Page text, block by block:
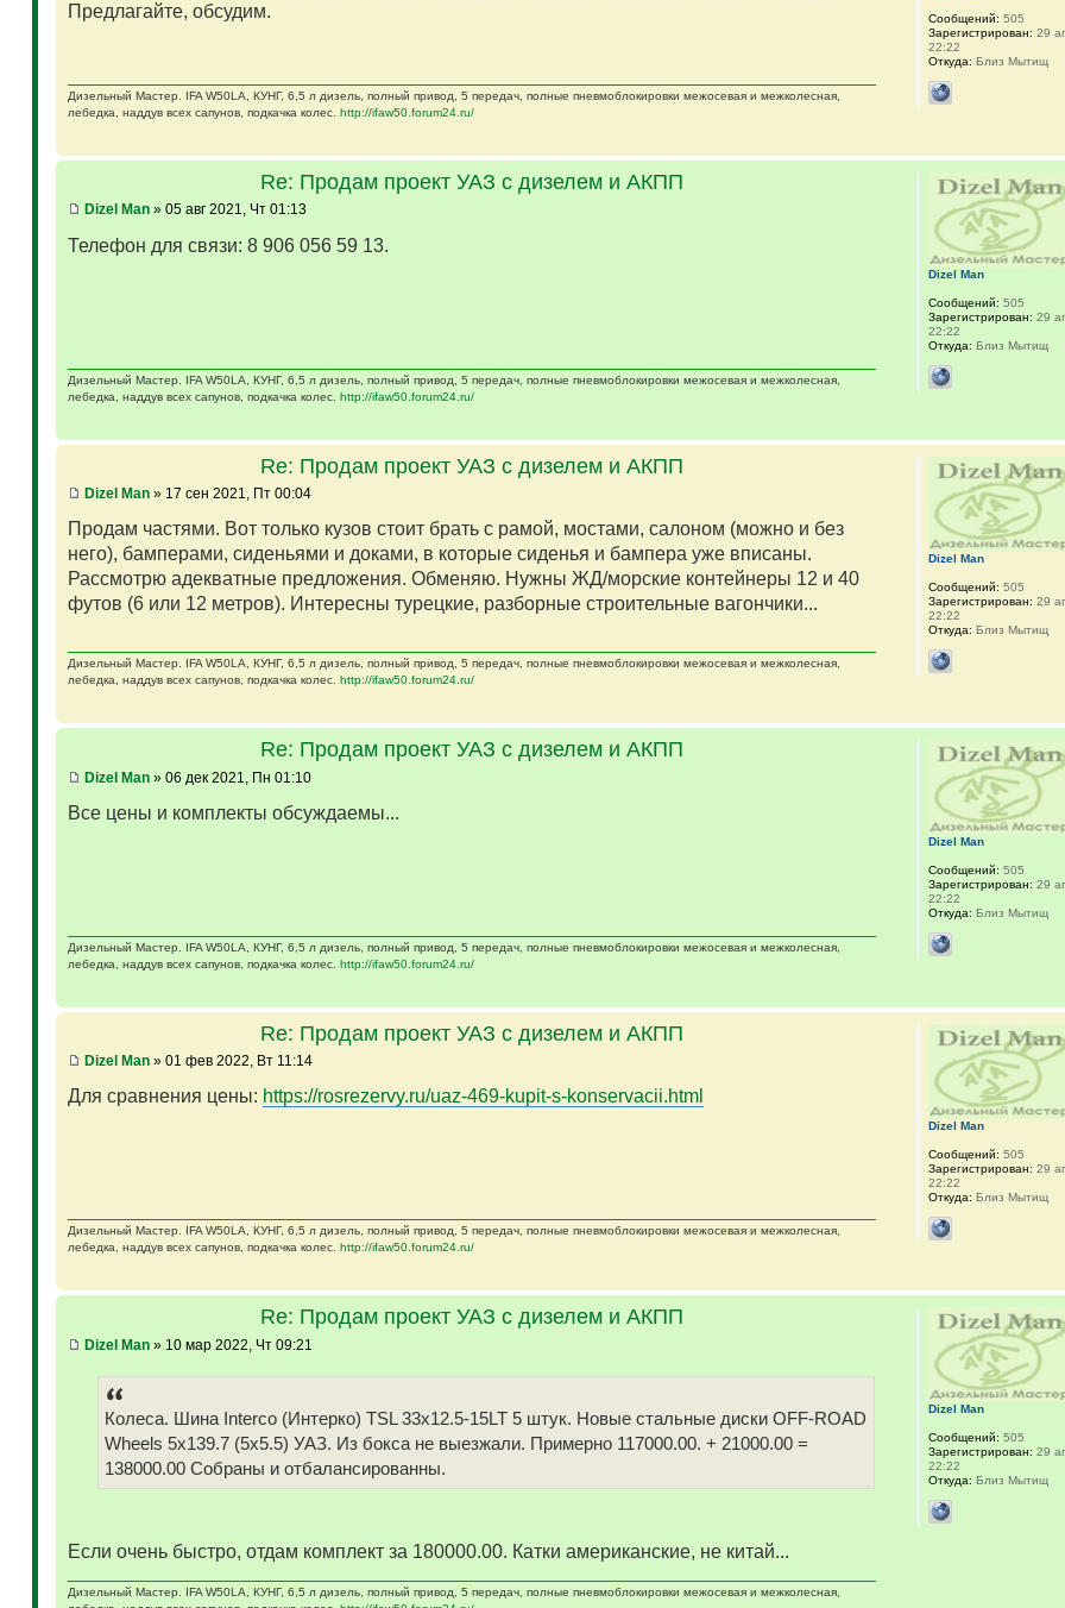
Предлагайте, обсудим.
Дизельный Мастер. IFA W50LA, КУНГ, 6,5 л дизель, полный привод, 5 передач, полные пневмоблокировки межосевая и межколесная,
лебедка, наддув всех сапунов, подкачка колес. http://ifaw50.forum24.ru/
Сообщений: 505
Зарегистрирован: 29
22:22
Откуда: Близ Мытищ
Re: Продам проект УАЗ с дизелем и АКПП
Dizel Man» 05 авг 2021, Чт 01:13
Телефон для связи: 8 906 056 59 13.
Дизельный Мастер. IFA W50LA, КУНГ, 6,5 л дизель, полный привод, 5 передач, полные пневмоблокировки межосевая и межколесная,
лебедка, наддув всех сапунов, подкачка колес. http://ifaw50.forum24.ru/
Dizel Man
Сообщений: 505
Зарегистрирован: 29
22:22
Откуда: Близ Мытищ
Re: Продам проект УАЗ с дизелем и АКПП
Dizel Man» 17 сен 2021, Пт 00:04
Продам частями. Вот только кузов стоит брать с рамой, мостами, салоном (можно и без
него), бамперами, сиденьями и доками, в которые сиденья и бампера уже вписаны.
Рассмотрю адекватные предложения. Обменяю. Нужны ЖД/морские контейнеры 12 и 40
футов (6 или 12 метров). Интересны турецкие, разборные строительные вагончики...
Дизельный Мастер. IFA W50LA, КУНГ, 6,5 л дизель, полный привод, 5 передач, полные пневмоблокировки межосевая и межколесная,
лебедка, наддув всех сапунов, подкачка колес. http://ifaw50.forum24.ru/
Dizel Man
Сообщений: 505
Зарегистрирован: 29
22:22
Откуда: Близ Мытищ
Re: Продам проект УАЗ с дизелем и АКПП
Dizel Man» 06 дек 2021, Пн 01:10
Все цены и комплекты обсуждаемы...
Дизельный Мастер. IFA W50LA, КУНГ, 6,5 л дизель, полный привод, 5 передач, полные пневмоблокировки межосевая и межколесная,
лебедка, наддув всех сапунов, подкачка колес. http://ifaw50.forum24.ru/
Dizel Man
Сообщений: 505
Зарегистрирован: 29
22:22
Откуда: Близ Мытищ
Re: Продам проект УАЗ с дизелем и АКПП
Dizel Man» 01 фев 2022, Вт 11:14
Для сравнения цены: https://rosrezervy.ru/uaz-469-kupit-s-konservacii.html
Дизельный Мастер. IFA W50LA, КУНГ, 6,5 л дизель, полный привод, 5 передач, полные пневмоблокировки межосевая и межколесная,
лебедка, наддув всех сапунов, подкачка колес. http://ifaw50.forum24.ru/
Dizel Man
Сообщений: 505
Зарегистрирован: 29
22:22
Откуда: Близ Мытищ
Re: Продам проект УАЗ с дизелем и АКПП
Dizel Man» 10 мар 2022, Чт 09:21
Колеса. Шина Interco (Интерко) TSL 33x12.5-15LT 5 штук. Новые стальные диски OFF-ROAD
Wheels 5x139.7 (5x5.5) УАЗ. Из бокса не выезжали. Примерно 117000.00. + 21000.00 =
138000.00 Собраны и отбалансированны.
Если очень быстро, отдам комплект за 180000.00. Катки американские, не китай...
Дизельный Мастер. IFA W50LA, КУНГ, 6,5 л дизель, полный привод, 5 передач, полные пневмоблокировки межосевая и межколесная,
Dizel Man
Сообщений: 505
Зарегистрирован: 29
22:22
Откуда: Близ Мытищ